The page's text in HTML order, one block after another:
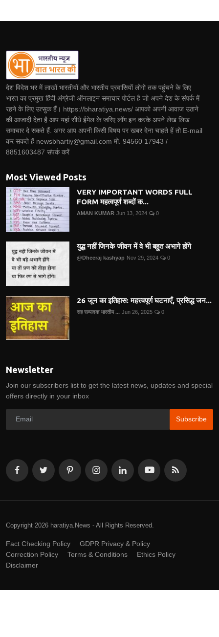
देश विदेश भर में लाखों भारतीयों और भारतीय प्रवासियों लोगो तक पहुंचने के लिए
भारत का प्रमुख हिंदी अंग्रेजी ऑनलाइन समाचार पोर्टल है जो अपने देश के संपर्क में
रहने के लिए उत्सुक हैं। https://bharatiya.news/ आपको अपनी आवाज उठाने
की आजादी देता है आप यहां सीधे ईमेल के जरिए लॉग इन करके अपने लेख लिख
समाचार दे सकते हैं. अगर आप अपनी किसी विषय पर खबर देना चाहते हें तो E-mail
कर सकते हें newsbhartiy@gmail.com मो. 94560 17943 /
8851603487 संपर्क करें
Most Viewed Posts
VERY IMPORTANT WORDS FULL
FORM महत्वपूर्ण शब्दों क...
AMAN KUMAR Jun 13, 2024 0
युद्ध नहीं जिनके जीवन में वे भी बहुत अभागे होंगे
@Dheeraj kashyap Nov 29, 2024 0
26 जून का इतिहास: महत्त्वपूर्ण घटनाएँ, प्रसिद्ध जन...
सह सम्पादक भारतीय ... Jun 26, 2025 0
Newsletter
Join our subscribers list to get the latest news, updates and special
offers directly in your inbox
Subscribe
Copyright 2026 haratiya.News - All Rights Reserved.
Fact Checking Policy
GDPR Privacy & Policy
Correction Policy
Terms & Conditions
Ethics Policy
Disclaimer